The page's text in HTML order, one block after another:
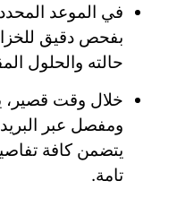
في الموعد
بفحص دقيق
حالته والحلول
خلال وقت
ومفصل عبر
يتضمن كافة
تامة.